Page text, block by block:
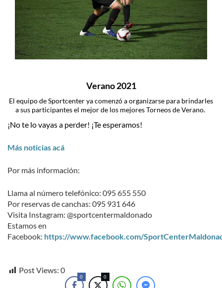
Verano 2021
El equipo de Sportcenter ya comenzó a organizarse para brindarles
a sus participantes el mejor de los mejores Torneos de Verano.
¡No te lo vayas a perder! ¡Te esperamos!
Más noticias acá
Por más información:
Llama al número telefónico: 095 655 550
Por reservas de canchas: 095 931 646
Visita Instagram: @sportcentermaldonado
Estamos en
Facebook: https://www.facebook.com/
Post Views: 0
0 0